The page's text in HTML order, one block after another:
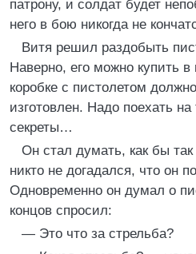
патрону, и солдат будет
него в бою никогда не
Витя решил раздобыть
Наверно, его можно купить
коробке с пистолетом
изготовлен. Надо поехать
секреты…
Он стал думать, как бы
никто не догадался, что он
Одновременно он думал о
концов спросил:
— Это что за стрельба?